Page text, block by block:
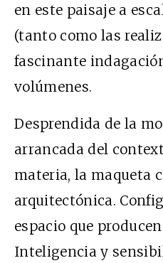
en este paisaje a
(tanto como las
fascinante
volúmenes.
Desprendida de la
arrancada del
materia, la maqueta
arquitectónica.
espacio que
Inteligencia y